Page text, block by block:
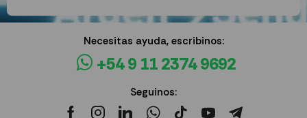
Necesitas ayuda, escribinos:
+54 9 11 2374 9692
Seguinos: